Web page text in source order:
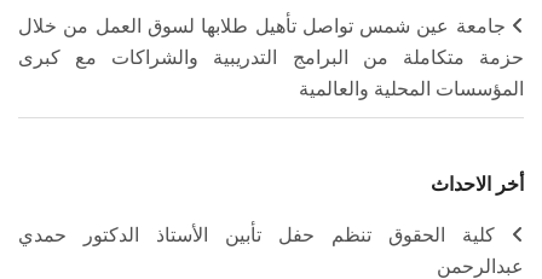
جامعة عين شمس تواصل تأهيل طلابها لسوق العمل من خلال
حزمة متكاملة من البرامج التدريبية والشراكات مع كبرى
المؤسسات المحلية والعالمية
أخر الاحداث
كلية الحقوق تنظم حفل تأبين الأستاذ الدكتور حمدي
عبدالرحمن